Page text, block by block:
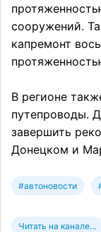
сооружений.
капремонт
В регионе
путепроводы.
завершить
Донецком и
#автоновости
Читать на канале...